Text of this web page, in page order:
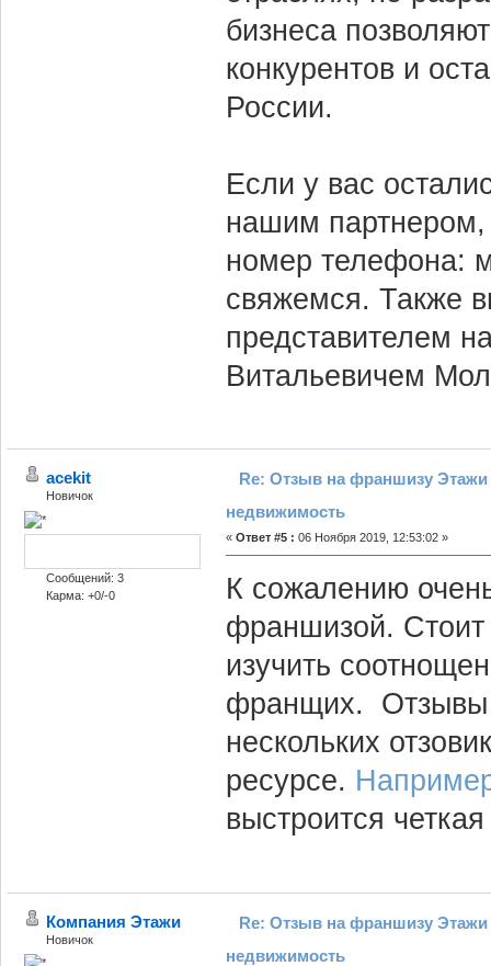
бизнеса
конкурентов и
России.
Если у вас
нашим партнером,
номер телефона:
свяжемся. Также
представителем
Витальевичем
acekit
Новичок
Сообщений: 3
Карма: +0/-0
Re: Отзыв на франшизу Этажи
недвижимость
« Ответ #5 : 06 Ноября 2019, 12:53:02 »
К сожалению
франшизой. Cтоит
изучить
франщих. Отзывы
нескольких
ресурсе.
выстроится
Компания Этажи
Новичок
Re: Отзыв на франшизу Этажи
недвижимость